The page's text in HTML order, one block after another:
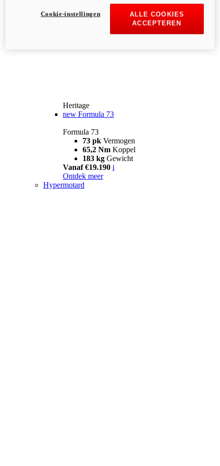
Heritage
new Formula 73
Formula 73
73 pk Vermogen
65,2 Nm Koppel
183 kg Gewicht
Vanaf €19.190 i
Ontdek meer
Hypermotard
ALLE COOKIES
ACCEPTEREN
Cookie-instellingen